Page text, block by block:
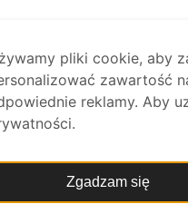
pliki cookie, aby
zawartość
reklamy. Aby
Zgadzam się